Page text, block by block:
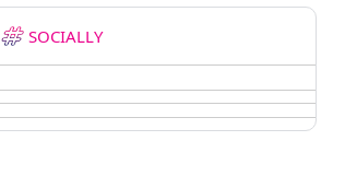
SOCIALLY